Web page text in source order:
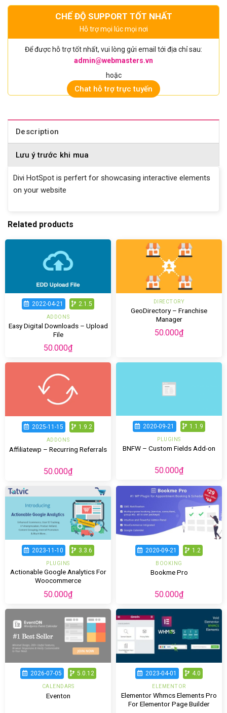
CHẾ ĐỘ SUPPORT TỐT NHẤT
Hỗ trợ mọi lúc mọi nơi
Để được hỗ trợ tốt nhất, vui lòng gửi email tới địa chỉ sau:
admin@webmasters.vn
hoặc
Chat hỗ trợ trực tuyến
Description
Lưu ý trước khi mua
Divi HotSpot is perfert for showcasing interactive elements
on your website
Related products
2022-04-21 2.1.5
ADDONS
Easy Digital Downloads – Upload
File
50.000₫
DIRECTORY
GeoDirectory – Franchise
Manager
50.000₫
2025-11-15 1.9.2
ADDONS
Affiliatewp – Recurring Referrals
50.000₫
2020-09-21 1.1.9
PLUGINS
BNFW – Custom Fields Add-on
50.000₫
2023-11-10 3.3.6
PLUGINS
Actionable Google Analytics For
Woocommerce
50.000₫
2020-09-21 1.2
BOOKING
Bookme Pro
50.000₫
2026-07-05 5.0.12
CALENDARS
Eventon
2023-04-01 4.0
ELEMENTOR
Elementor Whmcs Elements Pro
For Elementor Page Builder